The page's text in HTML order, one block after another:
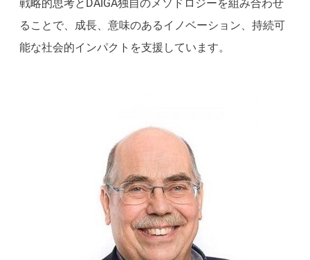
戦略的思考とDAIGA独自のメソドロジーを組み合わせ
ることで、成長、意味のあるイノベーション、持続可
能な社会的インパクトを支援しています。